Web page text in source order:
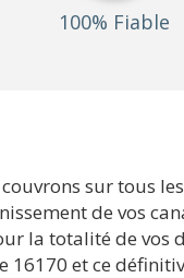
100% Fiable
sur tous
de vos
la totalité de vos
16170 et ce